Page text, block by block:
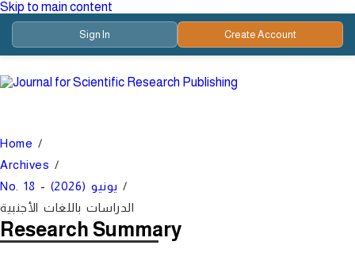
Skip to main content
Sign In Create Account
Home /
Archives /
/
الدراسات باللغات الأجنبية
Research Summary